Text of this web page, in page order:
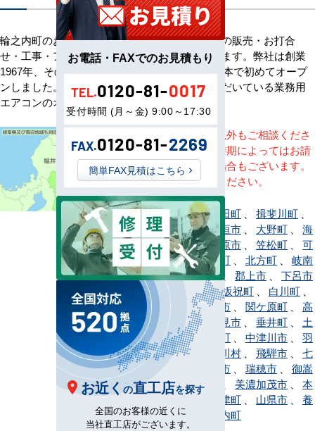
輪之内町のお客様へ業務用エアコン・空調機器の販売・お打合
せ・工事・アフターサービスまで一貫して承ります。弊社は創業
1967年、その信頼を基に空調のネット販売を日本で初めてオープ
ンしました。以来、皆様にご信頼・ご愛顧いただいている業務用
エアコンのオンラインショップです。
※記載地域以外もご相談くださ
い。地域・時期によってはお請
けできない場合もございます。
直接ご相談ください。
安八町、池田町 揖斐川町
恵那市、大垣市 大野町
海
津市、各務原市 笠松町
可
児市、川辺町 北方町
岐南
町、岐阜市 、 郡上市
下呂市
、
神戸町、坂祝町 白川町
白川村、関市 関ケ原町
高
山市 、多治見市 垂井町
土
岐市、 富加町 中津川市
羽
島市、 東白川村 飛騨市
七
宗町
瑞浪市 瑞穂市
御嵩
町、美濃市 美濃加茂市
本
巣市、八百津町 山県市
養
老町、 輪之内町
お電話・FAXでのお見積もり
TEL.0120-81-0017
受付時間 (月～金) 9:00～17:30
FAX.0120-81-2269
簡単FAX見積はこちら
お近く の直工店を探す
全国のお客様の近くに
当社直工店がございます。